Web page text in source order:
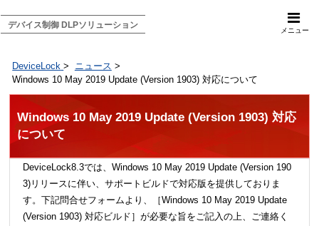
メニュー
デバイス制御 DLPソリューション
DeviceLock > ニュース >
Windows 10 May 2019 Update (Version 1903) 対応について
Windows 10 May 2019 Update (Version 1903) 対応
について
DeviceLock8.3では、Windows 10 May 2019 Update (Version 190
3)リリースに伴い、サポートビルドで対応版を提供しておりま
す。下記問合せフォームより、［Windows 10 May 2019 Update
(Version 1903) 対応ビルド］が必要な旨をご記入の上、ご連絡く